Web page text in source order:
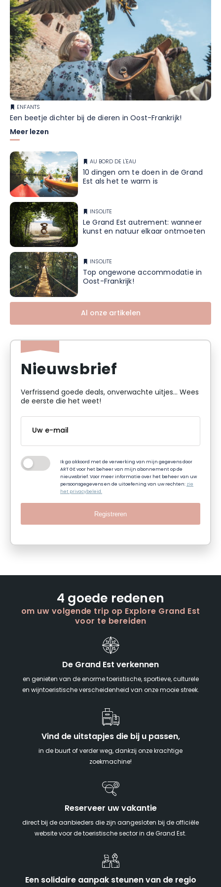
ENFANTS
Een beetje dichter bij de dieren in Oost-Frankrijk!
Meer lezen
AU BORD DE L'EAU
10 dingen om te doen in de Grand
Est als het te warm is
INSOLITE
Le Grand Est autrement: wanneer
kunst en natuur elkaar ontmoeten
INSOLITE
Top ongewone accommodatie in
Oost-Frankrijk!
Al onze artikelen
Nieuwsbrief
Verfrissend goede deals, onverwachte uitjes... Wees
de eerste die het weet!
Ik ga akkoord met de verwerking van mijn gegevens door
ART GE voor het beheer van mijn abonnement op de
nieuwsbrief. Voor meer informatie over het beheer van uw
persoonsgegevens en de uitoefening van uw rechten:zie
het privacybeleid.
Registreren
4 goede redenen
om uw volgende trip op Explore Grand Est
voor te bereiden
De Grand Est verkennen
en genieten van de enorme toeristische, sportieve, culturele
en wijntoeristische verscheidenheid van onze mooie streek.
Vind de uitstapjes die bij u passen,
in de buurt of verder weg, dankzij onze krachtige
zoekmachine!
Reserveer uw vakantie
direct bij de aanbieders die zijn aangesloten bij de officiële
website voor de toeristische sector in de Grand Est.
Een solidaire aanpak steunen van de regio